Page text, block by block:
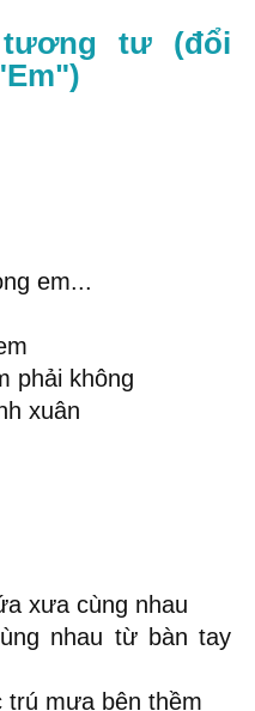
tư (đổi
em...
phải không
xuân
xưa cùng nhau
nhau từ bàn tay
trú mưa bên thềm